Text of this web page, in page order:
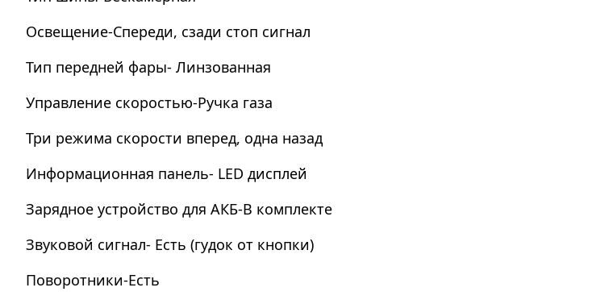
Освещение-Спереди, сзади стоп сигнал
Тип передней фары- Линзованная
Управление скоростью-Ручка газа
Три режима скорости вперед, одна назад
Информационная панель- LED дисплей
Зарядное устройство для АКБ-В комплекте
Звуковой сигнал- Есть (гудок от кнопки)
Поворотники-Есть